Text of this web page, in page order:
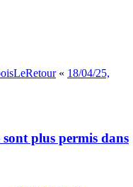
« 18/04/25,
sont plus permis dans